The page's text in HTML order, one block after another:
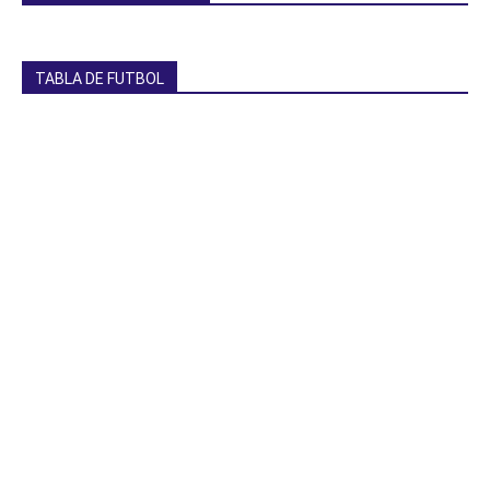
TABLA DE FUTBOL